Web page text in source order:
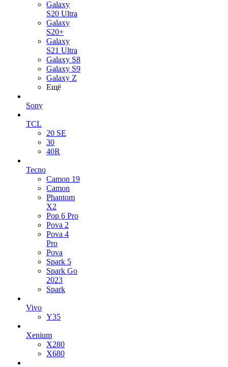
Galaxy
S20 Ultra
Galaxy
S20+
Galaxy
S21 Ultra
Galaxy S8
Galaxy S9
Galaxy Z
Ещё
Sony
TCL
20 SE
30
40R
Tecno
Camon 19
Camon
Phantom
X2
Pop 6 Pro
Pova 2
Pova 4
Pro
Pova
Spark 5
Spark Go
2023
Spark
Vivo
Y35
Xenium
X280
X680